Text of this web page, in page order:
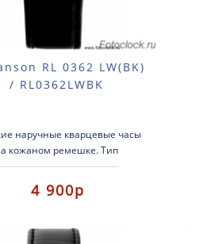
RL 0362 LW(BK)
/ RL0362LWBK
наручные кварцевые часы
кожаном ремешке. Тип
кварцевые.Кожаный
ремешок.Стекло:
3атм...
4 900р